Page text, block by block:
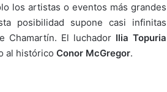
los artistas o eventos más grandes
posibilidad supone casi infinitas
Chamartín. El luchador Ilia Topuria
al histórico Conor McGregor.